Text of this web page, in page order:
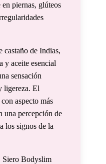
en piernas, glúteos
castaño de Indias,
y aceite esencial
sensación
ligereza. El
aspecto más
una percepción de
los signos de la
Siero Bodyslim